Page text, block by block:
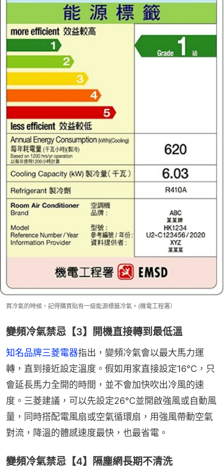
買冷氣的時候，記得購買貼有一級能源標籤冷氣。(機電工程署）
變頻冷氣禁忌【3】開機直接轉到最低溫
知名品牌三菱電器指出，變頻冷氣會以最大馬力運
轉，直到接近設定溫度。假如用家直接設定16°C，只
會延長馬力全開的時間，並不會加快吹出冷風的速
度。三菱建議，可以先設定26°C並開啟強風或自動風
量，同時搭配電風扇或空氣循環扇，用強風帶動空氣
對流，降溫的體感速度最快，也最省電。
變頻冷氣禁忌【4】隔塵網長期不清洗